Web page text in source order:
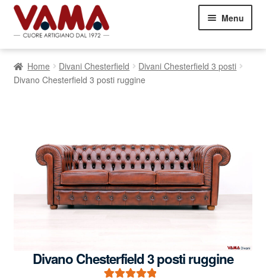
Vai
alla
navigazione
Vai
al
contenuto
Menu
Divani
il
Letti
Contatti
05751460303
Showroom Milano
Home Divani Chesterfield
Divani Chesterfield 3 posti
Divano Chesterfield 3 posti ruggine
Divano Chesterfield 3 posti ruggine